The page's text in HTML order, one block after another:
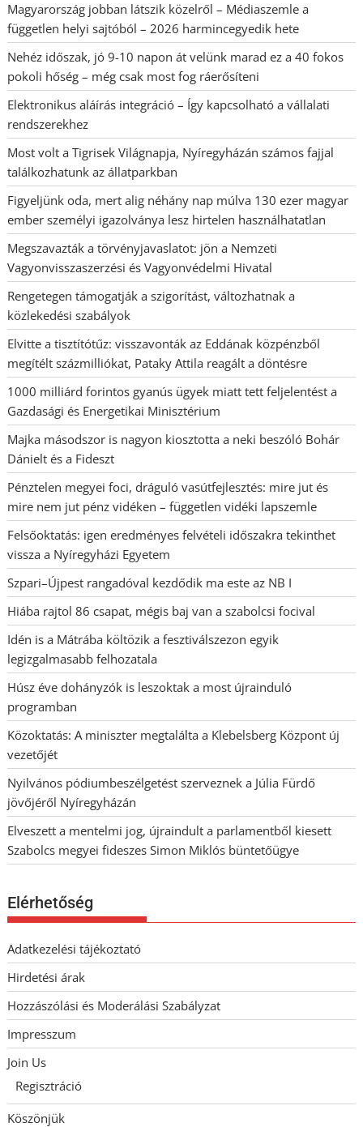
Magyarország jobban látszik közelről – Médiaszemle a
független helyi sajtóból – 2026 harmincegyedik hete
Nehéz időszak, jó 9-10 napon át velünk marad ez a 40 fokos
pokoli hőség – még csak most fog ráerősíteni
Elektronikus aláírás integráció – Így kapcsolható a vállalati
rendszerekhez
Most volt a Tigrisek Világnapja, Nyíregyházán számos fajjal
találkozhatunk az állatparkban
Figyeljünk oda, mert alig néhány nap múlva 130 ezer magyar
ember személyi igazolványa lesz hirtelen használhatatlan
Megszavazták a törvényjavaslatot: jön a Nemzeti
Vagyonvisszaszerzési és Vagyonvédelmi Hivatal
Rengetegen támogatják a szigorítást, változhatnak a
közlekedési szabályok
Elvitte a tisztítótűz: visszavonták az Eddának közpénzből
megítélt százmilliókat, Pataky Attila reagált a döntésre
1000 milliárd forintos gyanús ügyek miatt tett feljelentést a
Gazdasági és Energetikai Minisztérium
Majka másodszor is nagyon kiosztotta a neki beszóló Bohár
Dánielt és a Fideszt
Pénztelen megyei foci, dráguló vasútfejlesztés: mire jut és
mire nem jut pénz vidéken – független vidéki lapszemle
Felsőoktatás: igen eredményes felvételi időszakra tekinthet
vissza a Nyíregyházi Egyetem
Szpari–Újpest rangadóval kezdődik ma este az NB I
Hiába rajtol 86 csapat, mégis baj van a szabolcsi focival
Idén is a Mátrába költözik a fesztiválszezon egyik
legizgalmasabb felhozatala
Húsz éve dohányzók is leszoktak a most újrainduló
programban
Közoktatás: A miniszter megtalálta a Klebelsberg Központ új
vezetőjét
Nyilvános pódiumbeszélgetést szerveznek a Júlia Fürdő
jövőjéről Nyíregyházán
Elveszett a mentelmi jog, újraindult a parlamentből kiesett
Szabolcs megyei fideszes Simon Miklós büntetőügye
Elérhetőség
Adatkezelési tájékoztató
Hirdetési árak
Hozzászólási és Moderálási Szabályzat
Impresszum
Join Us
Regisztráció
Köszönjük